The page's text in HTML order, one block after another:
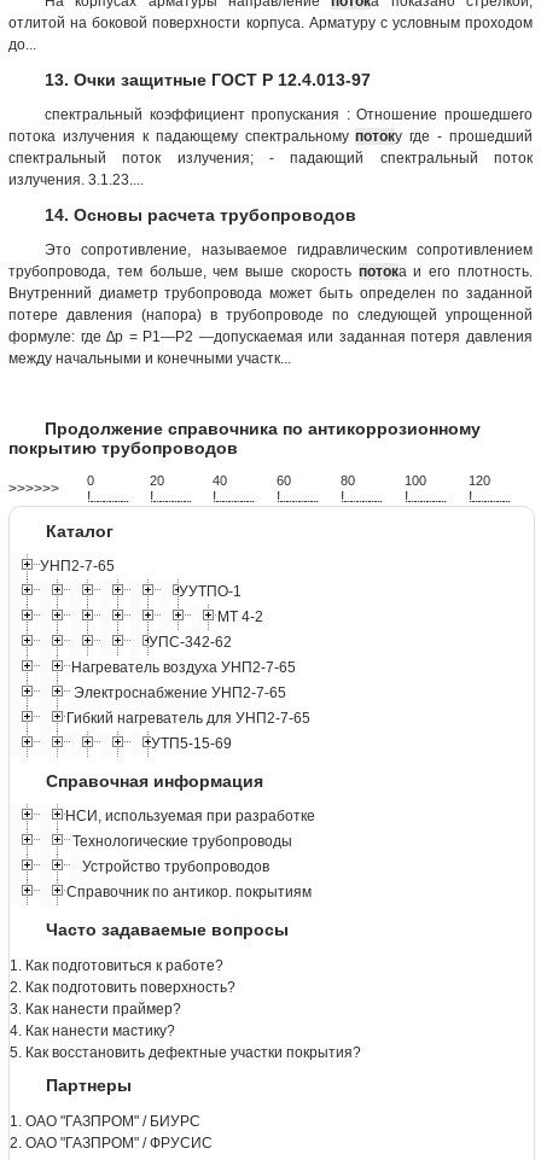
отлитой на боковой поверхности корпуса. Арматуру с условным проходом
до...
13. Очки защитные ГОСТ Р 12.4.013-97
спектральный коэффициент пропускания : Отношение прошедшего
потока излучения к падающему спектральномупотоку где - прошедший
спектральный поток излучения; - падающий спектральный поток
излучения. 3.1.23....
14. Основы расчета трубопроводов
Это сопротивление, называемое гидравлическим сопротивлением
трубопровода, тем больше, чем выше скорость потока и его плотность.
Внутренний диаметр трубопровода может быть определен по заданной
потере давления (напора) в трубопроводе по следующей упрощенной
формуле: где ∆p = P1—Р2 —допускаемая или заданная потеря давления
между начальными и конечными участк...
Продолжение справочника по антикоррозионному
покрытию трубопроводов
>>>>>> 0
!...................
20
!...................
40
!...................
60
!...................
80
!...................
100
!...................
120
!...................
Каталог
УНП2-7-65
УУТПО-1
МТ 4-2
УПС-342-62
Нагреватель воздуха УНП2-7-65
Электроснабжение УНП2-7-65
Гибкий нагреватель для УНП2-7-65
УТП5-15-69
Справочная информация
НСИ, используемая при разработке
Технологические трубопроводы
Устройство трубопроводов
Справочник по антикор. покрытиям
Часто задаваемые вопросы
1. Как подготовиться к работе?
2. Как подготовить поверхность?
3. Как нанести праймер?
4. Как нанести мастику?
5. Как восстановить дефектные участки покрытия?
Партнеры
1. ОАО "ГАЗПРОМ" / БИУРС
2. ОАО "ГАЗПРОМ" / ФРУСИС